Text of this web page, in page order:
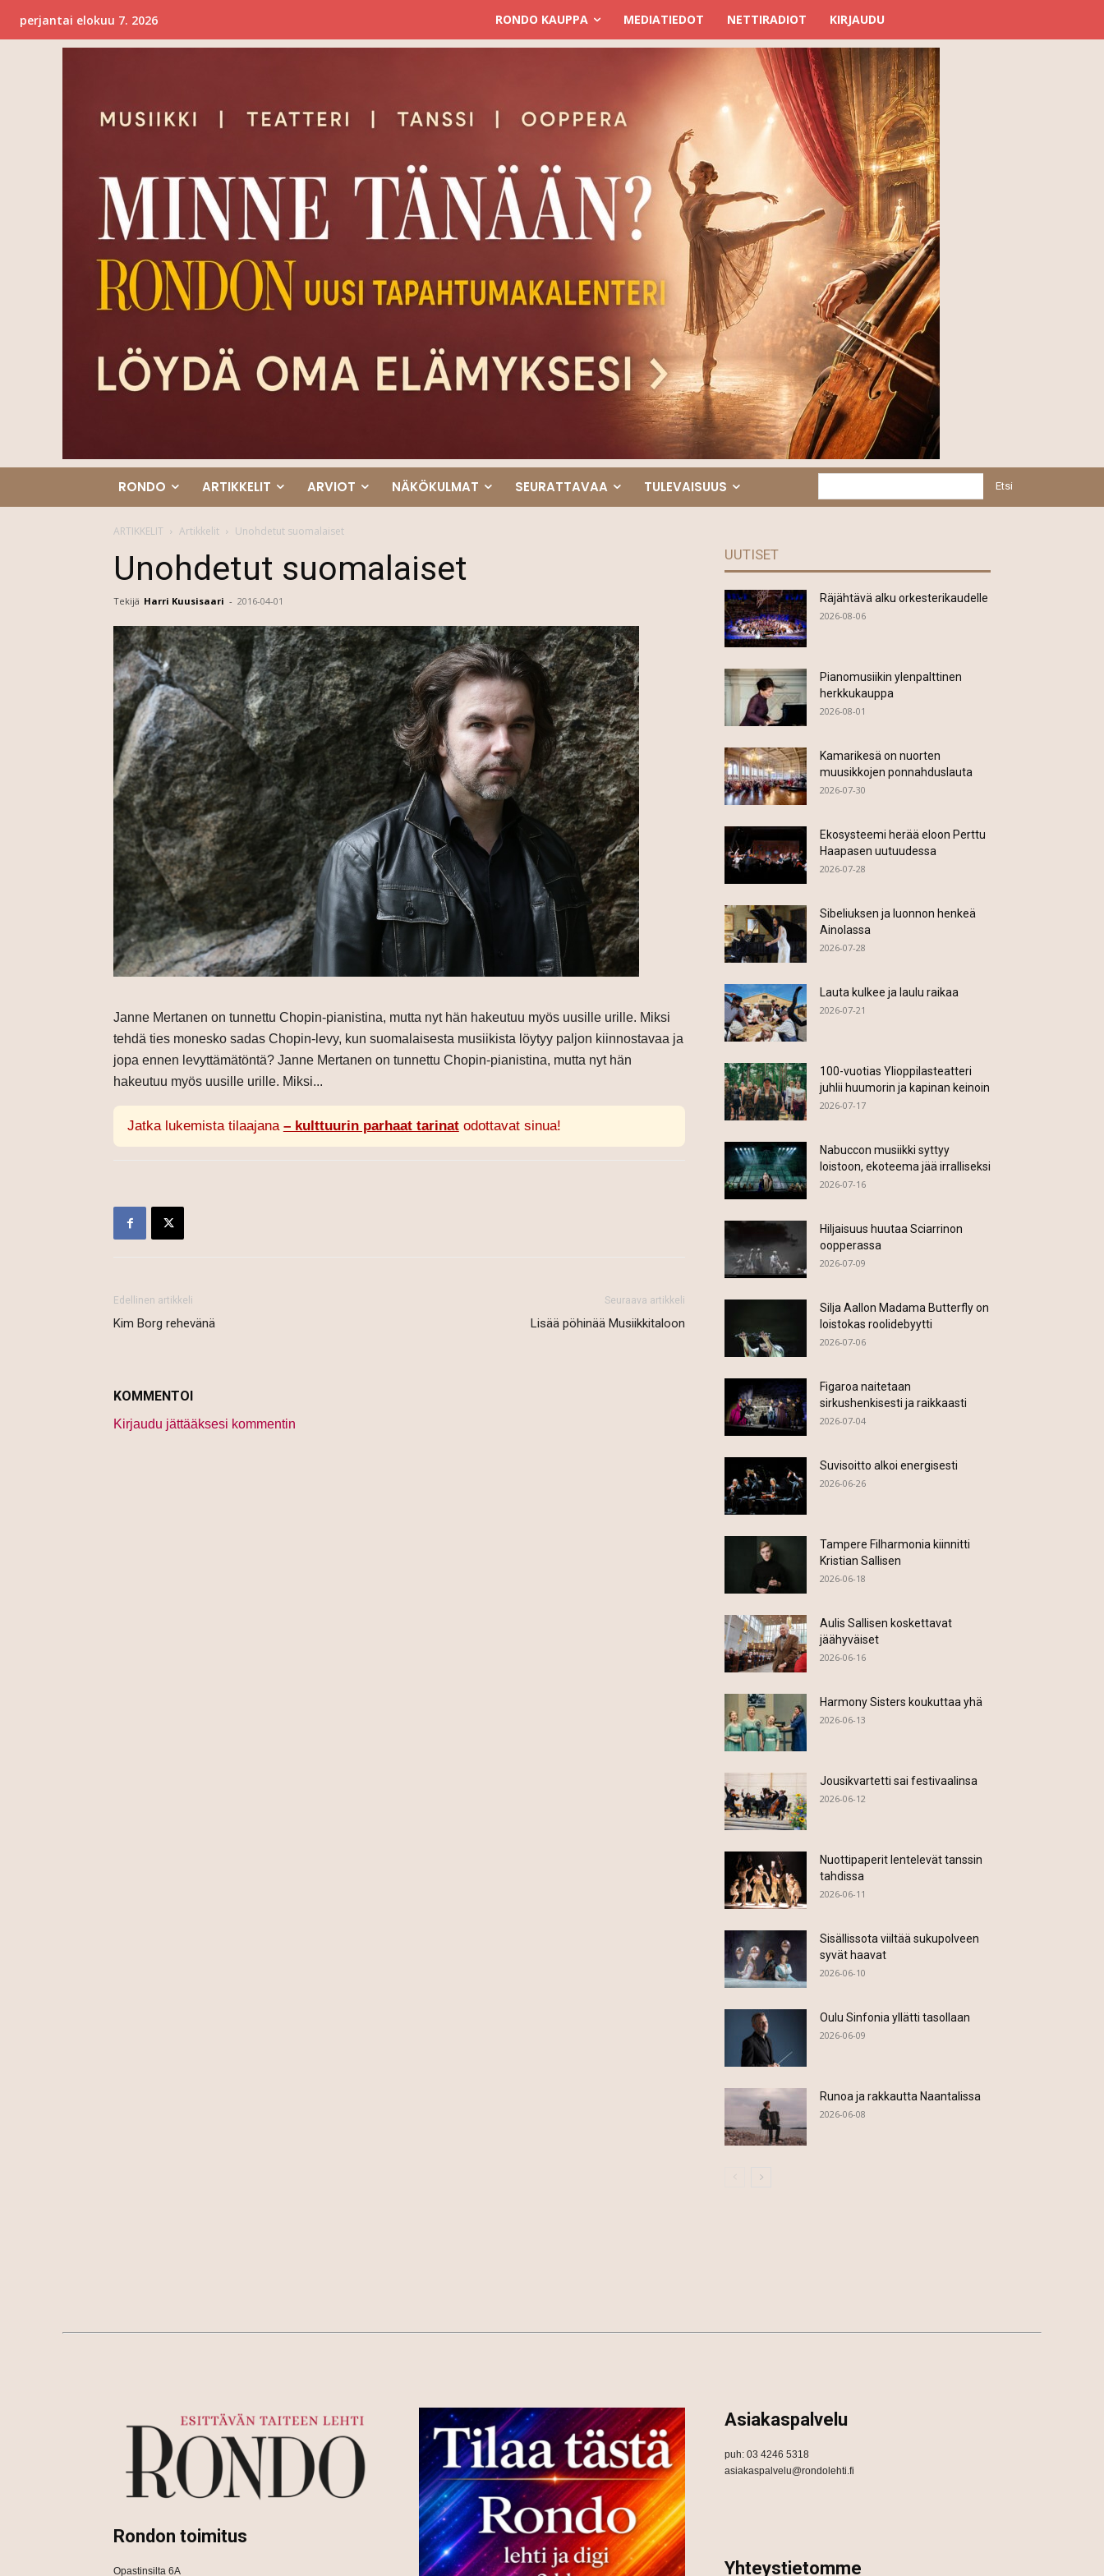
perjantai elokuu 7. 2026 RONDO KAUPPA MEDIATIEDOT NETTIRADIOT KIRJAUDU
RONDO ARTIKKELIT ARVIOT NÄKÖKULMAT SEURATTAVAA TULEVAISUUS Etsi
ARTIKKELIT Artikkelit Unohdetut suomalaiset
Unohdetut suomalaiset
Tekijä Harri Kuusisaari - 2016-04-01
Janne Mertanen on tunnettu Chopin-pianistina, mutta nyt hän hakeutuu myös uusille urille. Miksi
tehdä ties monesko sadas Chopin-levy, kun suomalaisesta musiikista löytyy paljon kiinnostavaa ja
jopa ennen levyttämätöntä? Janne Mertanen on tunnettu Chopin-pianistina, mutta nyt hän
hakeutuu myös uusille urille. Miksi...
Jatka lukemista tilaajana – kulttuurin parhaat tarinatodottavat sinua!
Edellinen artikkeli
Kim Borg rehevänä
Seuraava artikkeli
Lisää pöhinää Musiikkitaloon
KOMMENTOI
Kirjaudu jättääksesi kommentin
UUTISET
Räjähtävä alku orkesterikaudelle
2026-08-06
Pianomusiikin ylenpalttinen
herkkukauppa
2026-08-01
Kamarikesä on nuorten
muusikkojen ponnahduslauta
2026-07-30
Ekosysteemi herää eloon Perttu
Haapasen uutuudessa
2026-07-28
Sibeliuksen ja luonnon henkeä
Ainolassa
2026-07-28
Lauta kulkee ja laulu raikaa
2026-07-21
100-vuotias Ylioppilasteatteri
juhlii huumorin ja kapinan keinoin
2026-07-17
Nabuccon musiikki syttyy
loistoon, ekoteema jää irralliseksi
2026-07-16
Hiljaisuus huutaa Sciarrinon
oopperassa
2026-07-09
Silja Aallon Madama Butterfly on
loistokas roolidebyytti
2026-07-06
Figaroa naitetaan
sirkushenkisesti ja raikkaasti
2026-07-04
Suvisoitto alkoi energisesti
2026-06-26
Tampere Filharmonia kiinnitti
Kristian Sallisen
2026-06-18
Aulis Sallisen koskettavat
jäähyväiset
2026-06-16
Harmony Sisters koukuttaa yhä
2026-06-13
Jousikvartetti sai festivaalinsa
2026-06-12
Nuottipaperit lentelevät tanssin
tahdissa
2026-06-11
Sisällissota viiltää sukupolveen
syvät haavat
2026-06-10
Oulu Sinfonia yllätti tasollaan
2026-06-09
Runoa ja rakkautta Naantalissa
2026-06-08
Rondon toimitus
Opastinsilta 6A
Asiakaspalvelu
puh: 03 4246 5318
asiakaspalvelu@rondolehti.fi
Yhteystietomme